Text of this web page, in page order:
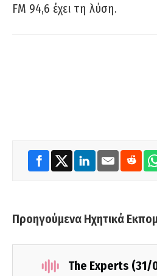
FM 94,6 έχει τη λύση.
Προηγούμενα Ηχητικά
The Experts (31/